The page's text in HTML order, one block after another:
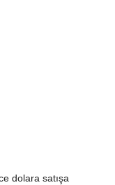
dolara satışa